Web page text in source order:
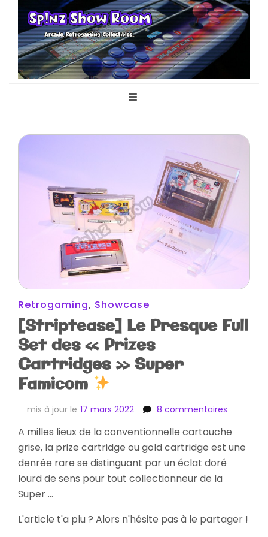
Sp!nz Show
Room
Retrogaming, Showcase
[Striptease] Le Presque Full
Set des « Prizes
Cartridges » Super
Famicom
mis à jour le 17 mars 2022 8 commentaires
Le
Presque
Super
A milles lieux de la conventionnelle cartouche
grise, la prize cartridge ou gold cartridge est une
denrée rare se distinguant par un éclat doré
lourd de sens pour tout collectionneur de la
Super …
L'article t'a plu ? Alors n'hésite pas à le partager !